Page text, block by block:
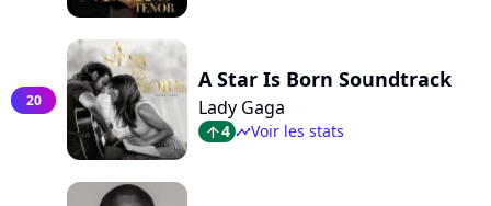
20
A Star Is Born Soundtrack
Lady Gaga
arrow_top4 timelineVoir les stats